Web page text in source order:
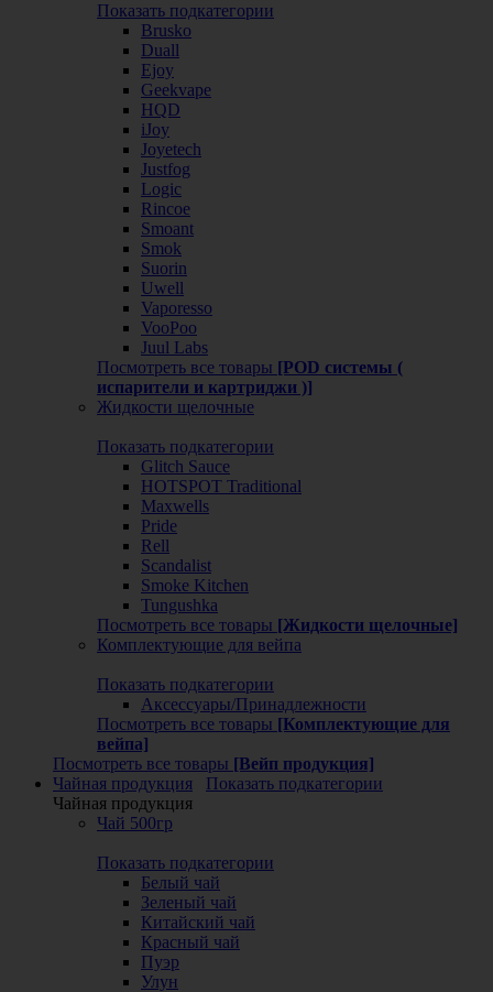
Показать подкатегории
Brusko
Duall
Ejoy
Geekvape
HQD
iJoy
Joyetech
Justfog
Logic
Rincoe
Smoant
Smok
Suorin
Uwell
Vaporesso
VooPoo
Juul Labs
Посмотреть все товары [POD системы (
испарители и картриджи )]
Жидкости щелочные
Показать подкатегории
Glitch Sauce
HOTSPOT Traditional
Maxwells
Pride
Rell
Scandalist
Smoke Kitchen
Tungushka
Посмотреть все товары [Жидкости щелочные]
Комплектующие для вейпа
Показать подкатегории
Аксессуары/Принадлежности
Посмотреть все товары [Комплектующие для
вейпа]
Посмотреть все товары [Вейп продукция]
Чайная продукция
Показать подкатегории
Чайная продукция
Чай 500гр
Показать подкатегории
Белый чай
Зеленый чай
Китайский чай
Красный чай
Пуэр
Улун